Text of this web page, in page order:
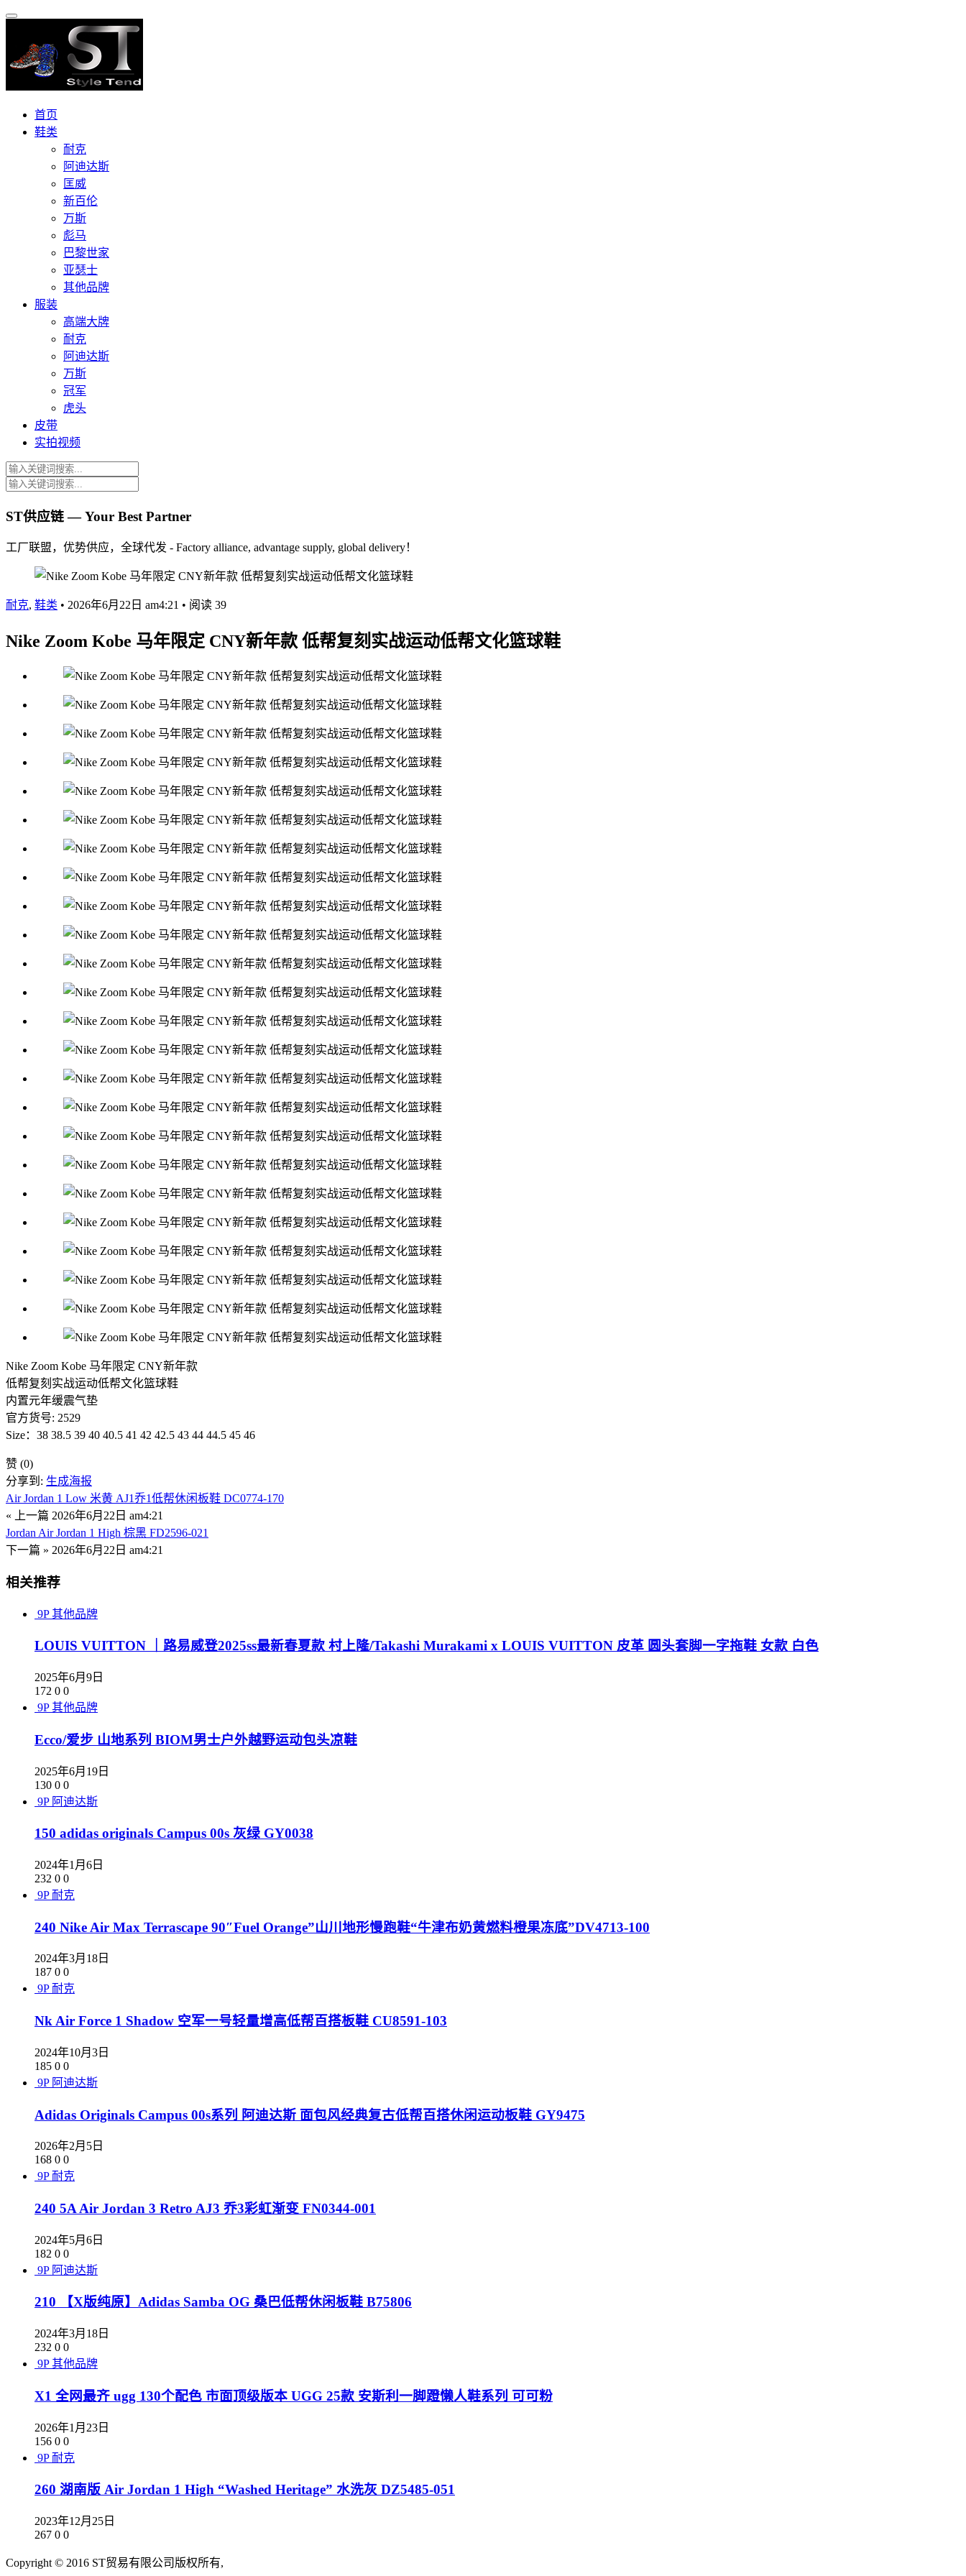
首页
鞋类
耐克
阿迪达斯
匡威
新百伦
万斯
彪马
巴黎世家
亚瑟士
其他品牌
服装
高端大牌
耐克
阿迪达斯
万斯
冠军
虎头
皮带
实拍视频
ST供应链 — Your Best Partner
工厂联盟，优势供应，全球代发 - Factory alliance, advantage supply, global delivery！
耐克, 鞋类 • 2026年6月22日 am4:21 • 阅读 39
Nike Zoom Kobe 马年限定 CNY新年款 低帮复刻实战运动低帮文化篮球鞋
Nike Zoom Kobe 马年限定 CNY新年款
低帮复刻实战运动低帮文化篮球鞋
内置元年缓震气垫
官方货号: 2529
Size：38 38.5 39 40 40.5 41 42 42.5 43 44 44.5 45 46
赞 (0)
分享到: 生成海报
Air Jordan 1 Low 米黄 AJ1乔1低帮休闲板鞋 DC0774-170
« 上一篇 2026年6月22日 am4:21
Jordan Air Jordan 1 High 棕黑 FD2596-021
下一篇 » 2026年6月22日 am4:21
相关推荐
9P 其他品牌
LOUIS VUITTON ｜路易威登2025ss最新春夏款 村上隆/Takashi Murakami x LOUIS VUITTON 皮革 圆头套脚一字拖鞋 女款 白色
2025年6月9日
172 0 0
9P 其他品牌
Ecco/爱步 山地系列 BIOM男士户外越野运动包头凉鞋
2025年6月19日
130 0 0
9P 阿迪达斯
150 adidas originals Campus 00s 灰绿 GY0038
2024年1月6日
232 0 0
9P 耐克
240 Nike Air Max Terrascape 90″Fuel Orange”山川地形慢跑鞋“牛津布奶黄燃料橙果冻底”DV4713-100
2024年3月18日
187 0 0
9P 耐克
Nk Air Force 1 Shadow 空军一号轻量增高低帮百搭板鞋 CU8591-103
2024年10月3日
185 0 0
9P 阿迪达斯
Adidas Originals Campus 00s系列 阿迪达斯 面包风经典复古低帮百搭休闲运动板鞋 GY9475
2026年2月5日
168 0 0
9P 耐克
240 5A Air Jordan 3 Retro AJ3 乔3彩虹渐变 FN0344-001
2024年5月6日
182 0 0
9P 阿迪达斯
210 【X版纯原】Adidas Samba OG 桑巴低帮休闲板鞋 B75806
2024年3月18日
232 0 0
9P 其他品牌
X1 全网最齐 ugg 130个配色 市面顶级版本 UGG 25款 安斯利一脚蹬懒人鞋系列 可可粉
2026年1月23日
156 0 0
9P 耐克
260 湖南版 Air Jordan 1 High “Washed Heritage” 水洗灰 DZ5485-051
2023年12月25日
267 0 0
Copyright © 2016 ST贸易有限公司版权所有,